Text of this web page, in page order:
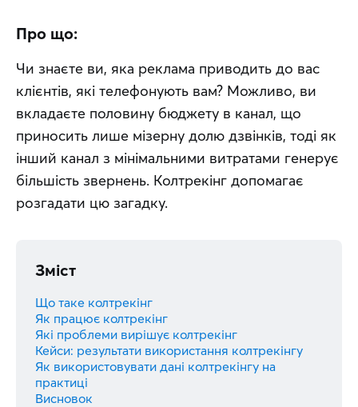
Про що:
Чи знаєте ви, яка реклама приводить до вас
клієнтів, які телефонують вам? Можливо, ви
вкладаєте половину бюджету в канал, що
приносить лише мізерну долю дзвінків, тоді як
інший канал з мінімальними витратами генерує
більшість звернень. Колтрекінг допомагає
розгадати цю загадку.
Зміст
Що таке колтрекінг
Як працює колтрекінг
Які проблеми вирішує колтрекінг
Кейси: результати використання колтрекінгу
Як використовувати дані колтрекінгу на
практиці
Висновок